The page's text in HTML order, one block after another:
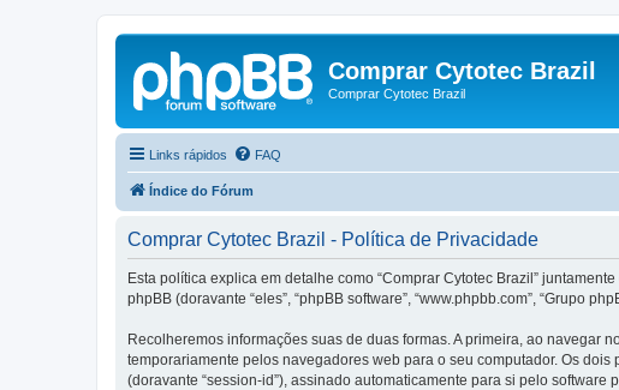
Comprar Cytotec Brazil
Comprar Cytotec Brazil
Links rápidos FAQ
Índice do Fórum
Comprar Cytotec Brazil - Política de Privacidade
Esta política explica em detalhe como “Comprar Cytotec Brazil”
phpBB (doravante “eles”, “phpBB software”, “www.phpbb.com”, “Grupo
Recolheremos informações suas de duas formas. A primeira, ao navegar
temporariamente pelos navegadores web para o seu computador. Os
(doravante “session-id”), assinado automaticamente para si pelo